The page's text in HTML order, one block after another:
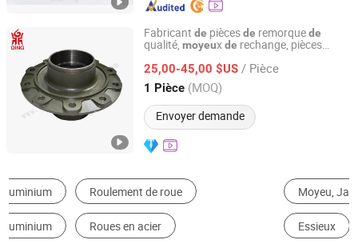
Fabricant de piècesde remorquede
qualité, moyeuxde rechange, pièces
moyeuxderoues BPW Fuwa pour
camions lourds
25,00-45,00 $US / Pièce
1 Pièce (MOQ)
Envoyer demande
SHANDONG DINGXING VEHICLE PARTS CO., LTD
Shandong, China Depuis 2026
Moyeu, Jante & Rayon Roulement d'Auto
Essieux